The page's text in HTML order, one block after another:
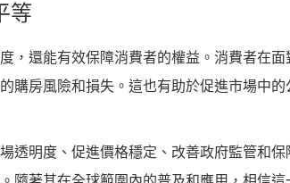
等
，還能有效保障消費者的權益。消費者在
購房風險和損失。這也有助於促進市場中
透明度、促進價格穩定、改善政府監管和